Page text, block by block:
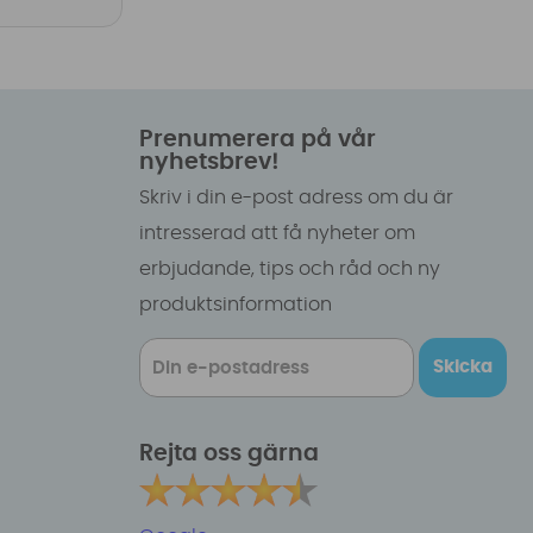
Prenumerera på vår
nyhetsbrev!
Skriv i din e-post adress om du är
intresserad att få nyheter om
erbjudande, tips och råd och ny
produktsinformation
Skicka
Rejta oss gärna